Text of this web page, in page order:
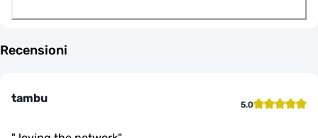
Recensioni
tambu 5.0